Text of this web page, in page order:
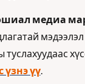
медиа
үзнэ үү.